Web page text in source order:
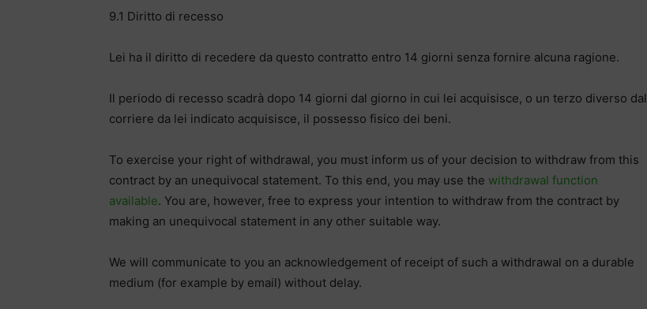
9.1 Diritto di recesso
Lei ha il diritto di recedere da questo contratto entro 14 giorni senza fornire alcuna ragione.
Il periodo di recesso scadrà dopo 14 giorni dal giorno in cui lei acquisisce, o un terzo diverso dal
corriere da lei indicato acquisisce, il possesso fisico dei beni.
To exercise your right of withdrawal, you must inform us of your decision to withdraw from this
contract by an unequivocal statement. To this end, you may use the withdrawal function
available. You are, however, free to express your intention to withdraw from the contract by
making an unequivocal statement in any other suitable way.
We will communicate to you an acknowledgement of receipt of such a withdrawal on a durable
medium (for example by email) without delay.